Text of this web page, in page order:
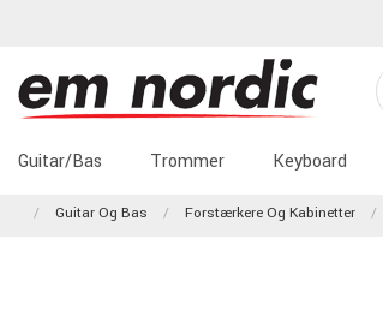
Guitar/Bas Trommer Keyboard
Guitar Og Bas Forstærkere Og Kabinetter